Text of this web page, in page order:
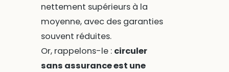
nettement supérieurs à la
moyenne, avec des garanties
souvent réduites.
Or, rappelons-le : circuler
sans assurance est une